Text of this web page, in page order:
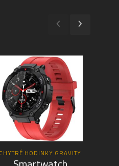
CHYTRÉ HODINKY GRAVITY